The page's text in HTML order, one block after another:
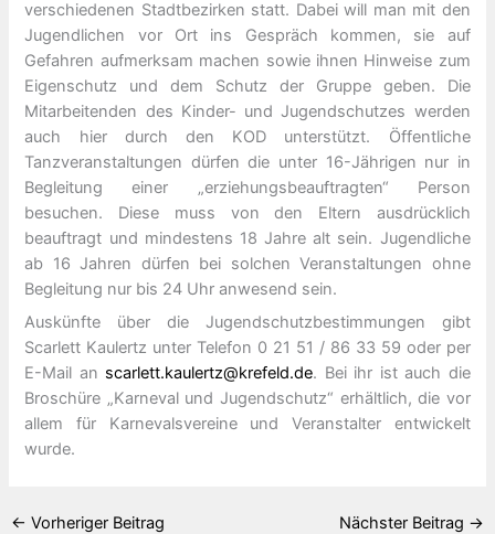
verschiedenen Stadtbezirken statt. Dabei will man mit den
Jugendlichen vor Ort ins Gespräch kommen, sie auf
Gefahren aufmerksam machen sowie ihnen Hinweise zum
Eigenschutz und dem Schutz der Gruppe geben. Die
Mitarbeitenden des Kinder- und Jugendschutzes werden
auch hier durch den KOD unterstützt. Öffentliche
Tanzveranstaltungen dürfen die unter 16-Jährigen nur in
Begleitung einer „erziehungsbeauftragten“ Person
besuchen. Diese muss von den Eltern ausdrücklich
beauftragt und mindestens 18 Jahre alt sein. Jugendliche
ab 16 Jahren dürfen bei solchen Veranstaltungen ohne
Begleitung nur bis 24 Uhr anwesend sein.
Auskünfte über die Jugendschutzbestimmungen gibt
Scarlett Kaulertz unter Telefon 0 21 51 / 86 33 59 oder per
E-Mail an scarlett.kaulertz@krefeld.de. Bei ihr ist auch die
Broschüre „Karneval und Jugendschutz“ erhältlich, die vor
allem für Karnevalsvereine und Veranstalter entwickelt
wurde.
← Vorheriger Beitrag Nächster Beitrag →